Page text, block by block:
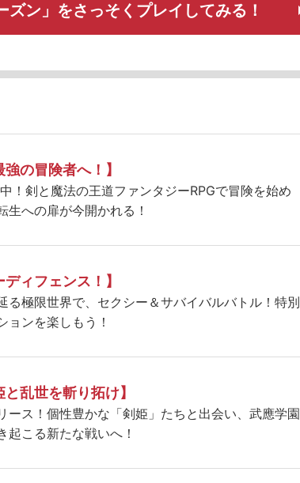
ズン」をさっそくプレイしてみる！
強の冒険者へ！】
！剣と魔法の王道ファンタジーRPGで冒険を始め
生への扉が今開かれる！
ディフェンス！】
る極限世界で、セクシー＆サバイバルバトル！特別
ョンを楽しもう！
と乱世を斬り拓け】
ース！個性豊かな「剣姫」たちと出会い、武應学園
起こる新たな戦いへ！